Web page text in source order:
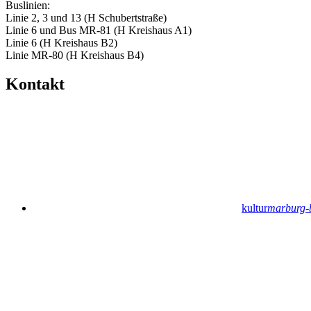
Buslinien:
Linie 2, 3 und 13 (H Schubertstraße)
Linie 6 und Bus MR-81 (H Kreishaus A1)
Linie 6 (H Kreishaus B2)
Linie MR-80 (H Kreishaus B4)
Kontakt
kulturmarburg-